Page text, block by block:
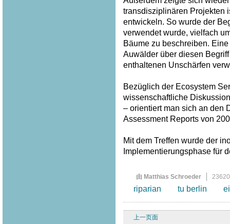
transdisziplinären Projekten
entwickeln. So wurde der
verwendet wurde, vielfach
Bäume zu beschreiben.
Auwälder über diesen
enthaltenen Unschärfen
Bezüglich der Ecosystem
wissenschaftliche
– orientiert man sich an den
Assessment Reports von
Mit dem Treffen wurde der
Implementierungsphase für
由 Matthias Schroeder
riparian tu berlin
上一页面